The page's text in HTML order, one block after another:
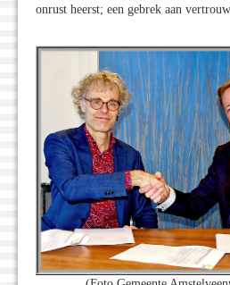
onrust heerst; een gebrek aan